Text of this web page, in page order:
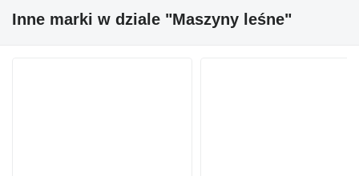
Inne marki w dziale "Maszyny leśne"